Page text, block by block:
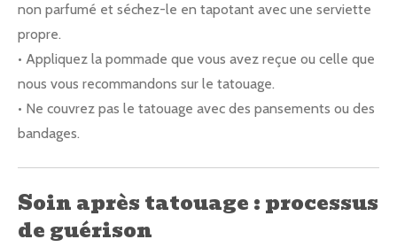
non parfumé et séchez-le en tapotant avec une serviette
propre.
• Appliquez la pommade que vous avez reçue ou celle que
nous vous recommandons sur le tatouage.
• Ne couvrez pas le tatouage avec des pansements ou des
bandages.
Soin après tatouage : processus
de guérison